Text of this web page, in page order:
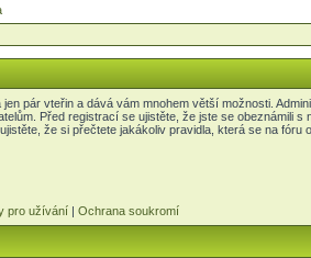
pár vteřin a dává vám mnohem větší možnosti.
Před registrací se ujistěte, že jste se obeznámili s
že si přečtete jakákoliv pravidla, která se na fóru
pro užívání| Ochrana soukromí